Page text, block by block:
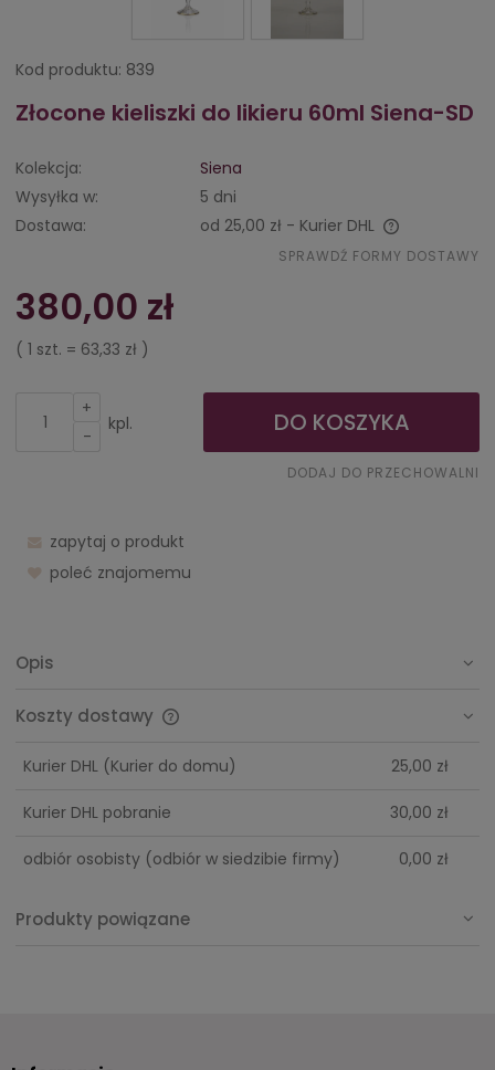
Kod produktu: 839
Złocone kieliszki do likieru 60ml Siena-SD
Kolekcja:
Siena
Wysyłka w:
5 dni
Dostawa:
od 25,00 zł - Kurier DHL
Cena nie zawiera ewentualnych kosztów płatności
SPRAWDŹ FORMY DOSTAWY
380,00 zł
( 1 szt. = 63,33 zł )
+
-
kpl. DO KOSZYKA
DODAJ DO PRZECHOWALNI
zapytaj o produkt
poleć znajomemu
Opis
Koszty dostawy
Kurier DHL (Kurier do domu) 25,00 zł
Kurier DHL pobranie 30,00 zł
odbiór osobisty (odbiór w siedzibie firmy) 0,00 zł
Produkty powiązane